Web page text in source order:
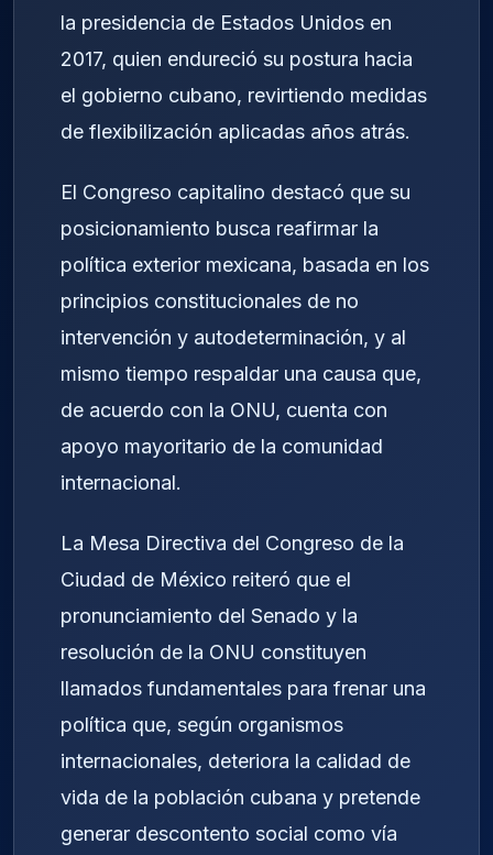
la presidencia de Estados Unidos en
2017, quien endureció su postura hacia
el gobierno cubano, revirtiendo medidas
de flexibilización aplicadas años atrás.
El Congreso capitalino destacó que su
posicionamiento busca reafirmar la
política exterior mexicana, basada en los
principios constitucionales de no
intervención y autodeterminación, y al
mismo tiempo respaldar una causa que,
de acuerdo con la ONU, cuenta con
apoyo mayoritario de la comunidad
internacional.
La Mesa Directiva del Congreso de la
Ciudad de México reiteró que el
pronunciamiento del Senado y la
resolución de la ONU constituyen
llamados fundamentales para frenar una
política que, según organismos
internacionales, deteriora la calidad de
vida de la población cubana y pretende
generar descontento social como vía